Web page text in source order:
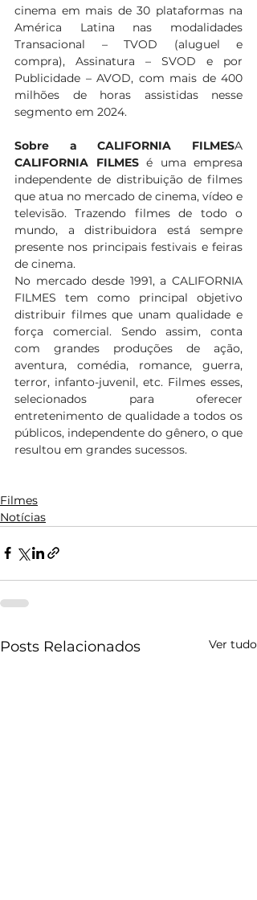
cinema em mais de 30 plataformas na
América Latina nas modalidades
Transacional – TVOD (aluguel e
compra), Assinatura – SVOD e por
Publicidade – AVOD, com mais de 400
milhões de horas assistidas nesse
segmento em 2024.
Sobre a CALIFORNIA FILMES
CALIFORNIA FILMES é uma empresa
independente de distribuição de filmes
que atua no mercado de cinema, vídeo e
televisão. Trazendo filmes de todo o
mundo, a distribuidora está sempre
presente nos principais festivais e feiras
de cinema.
No mercado desde 1991, a CALIFORNIA
FILMES tem como principal objetivo
distribuir filmes que unam qualidade e
força comercial. Sendo assim, conta
com grandes produções de ação,
aventura, comédia, romance, guerra,
terror, infanto-juvenil, etc. Filmes esses,
selecionados para oferecer
entretenimento de qualidade a todos os
públicos, independente do gênero, o que
resultou em grandes sucessos.
Filmes
Notícias
Posts Relacionados Ver tudo